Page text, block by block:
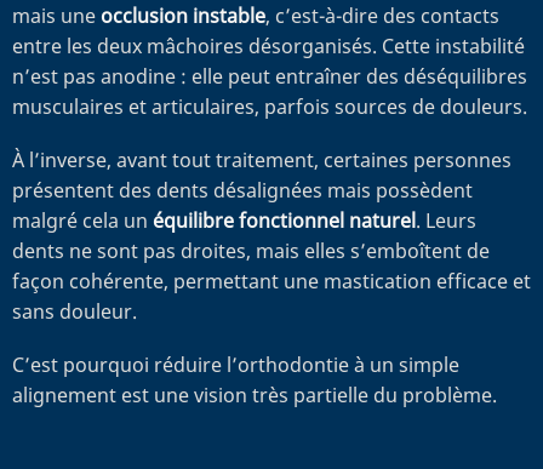
mais une occlusion instable, c’est-à-dire des contacts
entre les deux mâchoires désorganisés. Cette instabilité
n’est pas anodine : elle peut entraîner des déséquilibres
musculaires et articulaires, parfois sources de douleurs.
À l’inverse, avant tout traitement, certaines personnes
présentent des dents désalignées mais possèdent
malgré cela un équilibre fonctionnel naturel. Leurs
dents ne sont pas droites, mais elles s’emboîtent de
façon cohérente, permettant une mastication efficace et
sans douleur.
C’est pourquoi réduire l’orthodontie à un simple
alignement est une vision très partielle du problème.